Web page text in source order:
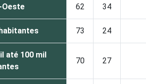
62 34
73 24
até 100 mil
70 27